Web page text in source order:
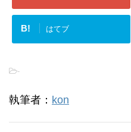
B! はてブ
-
執筆者： kon